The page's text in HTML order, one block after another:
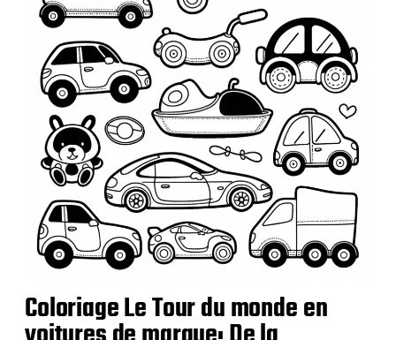
Coloriage Le Tour du monde en